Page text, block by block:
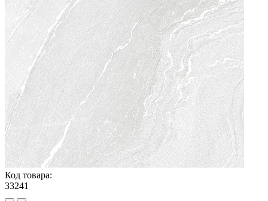
Код товара:
33241